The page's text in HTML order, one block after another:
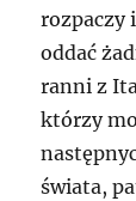
rozpaczy
oddać
ranni z
którzy
świata,